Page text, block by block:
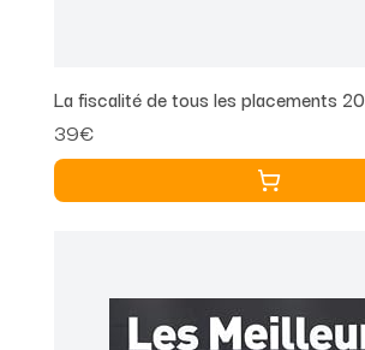
La fiscalité de tous les placements
39€